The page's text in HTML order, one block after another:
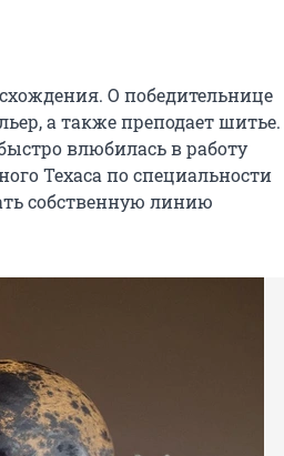
О победительнице
а также преподает
влюбилась в работу
Техаса по специальности
собственную линию